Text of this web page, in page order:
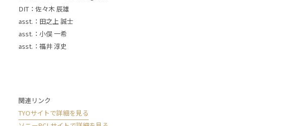
DIT：佐々木 辰雄
asst.：田之上 誠士
asst.：小俣 一希
asst.：福井 淳史
関連リンク
TYOサイトで詳細を見る